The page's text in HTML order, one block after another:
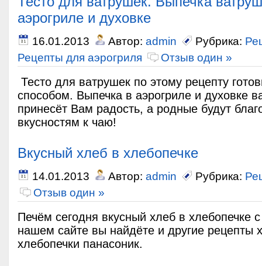
аэрогриле и духовке
16.01.2013 Автор: admin Рубрика:
Рецепты для аэрогриля
Отзыв один »
Тесто для ватрушек по этому рецепту
способом. Выпечка в аэрогриле и духовке
принесёт Вам радость, а родные будут
вкусностям к чаю!
Вкусный хлеб в хлебопечке
14.01.2013 Автор: admin Рубрика:
Отзыв один »
Печём сегодня вкусный хлеб в хлебопечке
нашем сайте вы найдёте и другие рецепты
хлебопечки панасоник.